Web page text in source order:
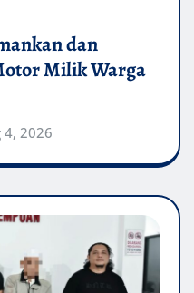
dan
Milik Warga
4, 2026